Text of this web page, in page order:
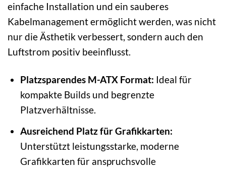
einfache Installation und ein sauberes
Kabelmanagement ermöglicht werden, was nicht
nur die Ästhetik verbessert, sondern auch den
Luftstrom positiv beeinflusst.
Platzsparendes M-ATX Format: Ideal für
kompakte Builds und begrenzte
Platzverhältnisse.
Ausreichend Platz für Grafikkarten:
Unterstützt leistungsstarke, moderne
Grafikkarten für anspruchsvolle